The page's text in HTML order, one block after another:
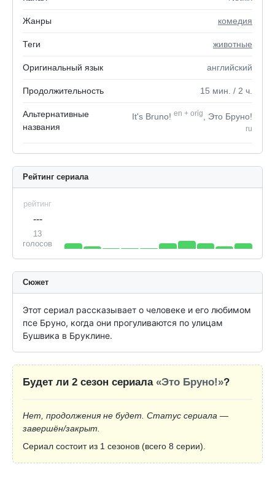
Жанры комедия
Теги животные
Оригинальный язык английский
Продолжительность 15 мин. / 2 ч.
Альтернативные
названия
It's Bruno! en + orig , Это Бруно!
ru
Рейтинг сериала
рейтинг
---
13
голосов
Сюжет
Этот сериал рассказывает о человеке и его любимом
псе Бруно, когда они прогуливаются по улицам
Бушвика в Бруклине.
Будет ли 2 сезон сериала «Это Бруно!»?
Нет, продолжения не будет. Статус сериала —
завершён/закрыт.
Сериал состоит из 1 сезонов (всего 8 серии).